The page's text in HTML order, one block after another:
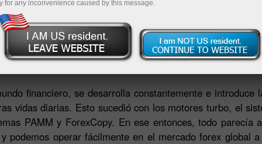
Deposite
financiero, se desarrolla constantemente e introduce
vidas diarias. Esto sucedió con los motores turbo, el
PAMM y ForexCopy. En ese entonces, todo parecía
podemos operar fácilmente en el mercado forex global
for any inconvenience caused by this message.